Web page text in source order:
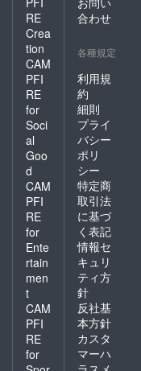
RE
Crea
tion
CAM
PFI
RE
for
Soci
al
Goo
d
CAM
PFI
RE
for
Ente
rtain
men
t
CAM
PFI
RE
for
合わせ
各種規定
利用規
約
細則
プライ
バシー
ポリ
シー
特定商
取引法
に基づ
く表記
情報セ
キュリ
ティ方
針
反社基
本方針
カスタ
マーハ